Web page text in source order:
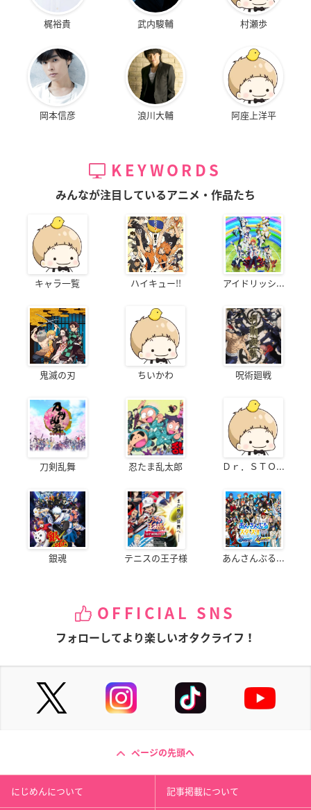
梶裕貴 武内駿輔 村瀬歩
岡本信彦 浪川大輔 阿座上洋平
KEYWORDS
みんなが注目しているアニメ・作品たち
キャラ一覧 ハイキュー!! アイドリッシ...
鬼滅の刃 ちいかわ 呪術廻戦
刀剣乱舞 忍たま乱太郎 Ｄｒ．ＳＴＯ...
銀魂 テニスの王子様 あんさんぶる...
OFFICIAL SNS
フォローしてより楽しいオタクライフ！
ページの先頭へ
にじめんについて 記事掲載について